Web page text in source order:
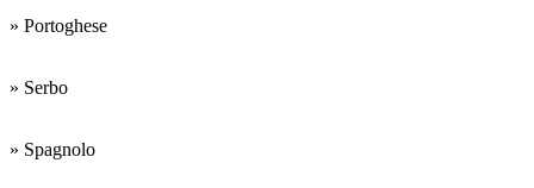
» Portoghese
» Serbo
» Spagnolo